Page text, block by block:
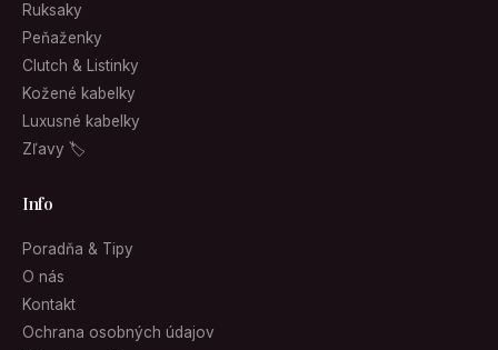
Ruksaky
Peňaženky
Clutch & Listinky
Kožené kabelky
Luxusné kabelky
Zľavy 🏷
Info
Poradňa & Tipy
O nás
Kontakt
Ochrana osobných údajov